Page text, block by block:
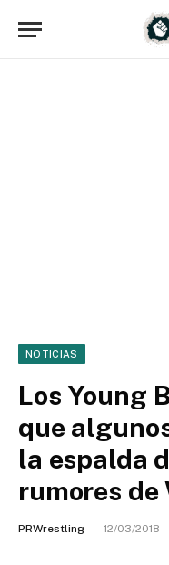
NOTICIAS
Los Young
que
la espalda
rumores de
PRWrestling 12/03/2018